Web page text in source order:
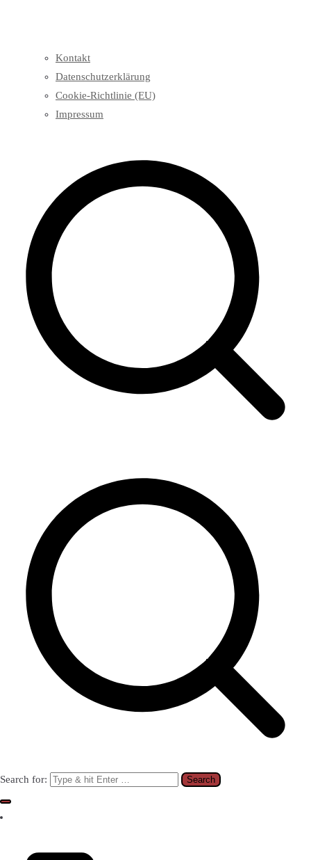
Kontakt
Datenschutzerklärung
Cookie-Richtlinie (EU)
Impressum
Search for: